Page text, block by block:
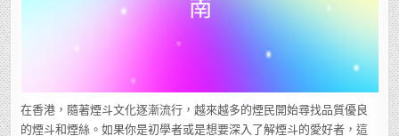
在香港，隨著煙斗文化逐漸流行，越來越多的煙民開始尋找品質優良
的煙斗和煙絲。如果你是初學者或是想要深入了解煙斗的愛好者，這